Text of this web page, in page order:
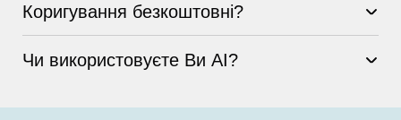
Коригування безкоштовні?
Чи використовуєте Ви AI?